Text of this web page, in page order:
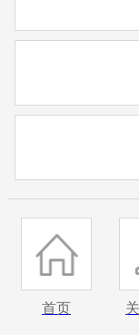
首页